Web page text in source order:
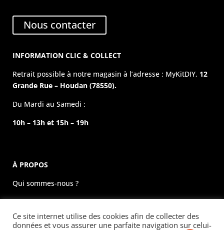
Nous contacter
INFORMATION CLIC & COLLECT
Retrait possible à notre magasin à l’adresse : MyKitDIY, 12
Grande Rue – Houdan (78550).
Du Mardi au Samedi :
10h – 13h et 15h – 19h
À PROPOS
Qui sommes-nous ?
La boutique physique
Évènements
Ce site internet utilise des cookies afin de collecter des
données et vous assurer une parfaite navigation sur celui-